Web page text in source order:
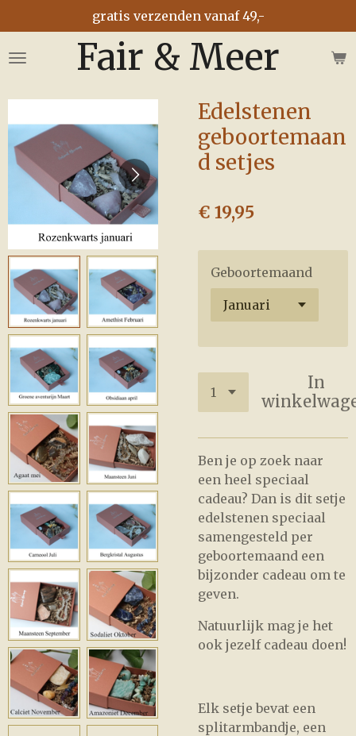
direct
naar
Fair & Meer
gratis verzenden vanaf 49,-
Edelstenen
geboortemaan
d setjes
€ 19,95
Geboortemaand
In
Ben je op zoek naar
een heel speciaal
cadeau? Dan is dit setje
edelstenen speciaal
samengesteld per
geboortemaand een
bijzonder cadeau om te
geven.
Natuurlijk mag je het
ook jezelf cadeau doen!
Elk setje bevat een
splitarmbandje, een